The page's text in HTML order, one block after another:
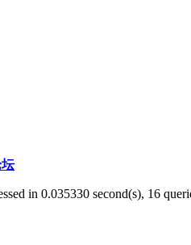
in 0.035330 second(s), 16